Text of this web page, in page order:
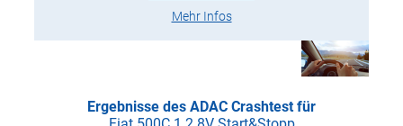
Mehr Infos
Ergebnisse des ADAC Crashtest für